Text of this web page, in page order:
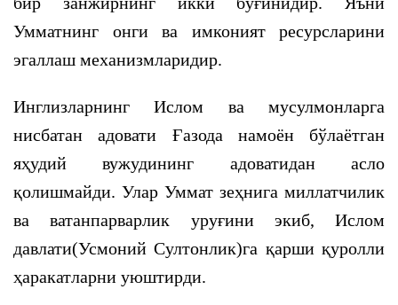
Умматнинг онги ва имконият ресурсларини
эгаллаш механизмларидир.
Инглизларнинг Ислом ва мусулмонларга
нисбатан адовати Ғазода намоён бўлаётган
яҳудий вужудининг адоватидан асло
қолишмайди. Улар Уммат зеҳнига миллатчилик
ва ватанпарварлик уруғини экиб, Ислом
давлати(Усмоний Султонлик)га қарши қуролли
ҳаракатларни уюштирди.